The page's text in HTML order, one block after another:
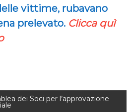
vittime, rubavano
prelevato. Clicca quì
dei Soci per l’approvazione